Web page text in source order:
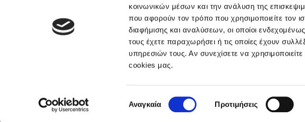
κοινωνικών μέσων και την ανάλυση της
που αφορούν τον τρόπο που χρησιμοποιείτε τον
διαφήμισης και αναλύσεων, οι οποίοι
τους έχετε παραχωρήσει ή τις οποίες έχουν
υπηρεσιών τους. Αν συνεχίσετε να
cookies μας.
συγκατάθεσης
Αναγκαία Προτιμήσεις